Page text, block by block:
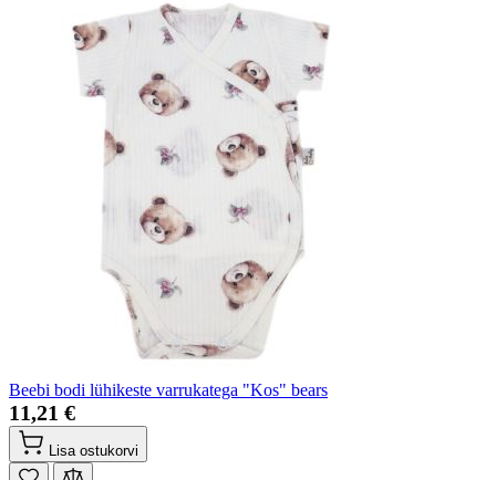
Beebi bodi lühikeste varrukatega "Kos" bears
11,21 €
Lisa ostukorvi